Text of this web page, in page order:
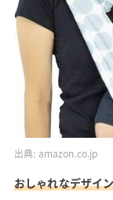
出典: amazon.co.jp
おしゃれなデザイ